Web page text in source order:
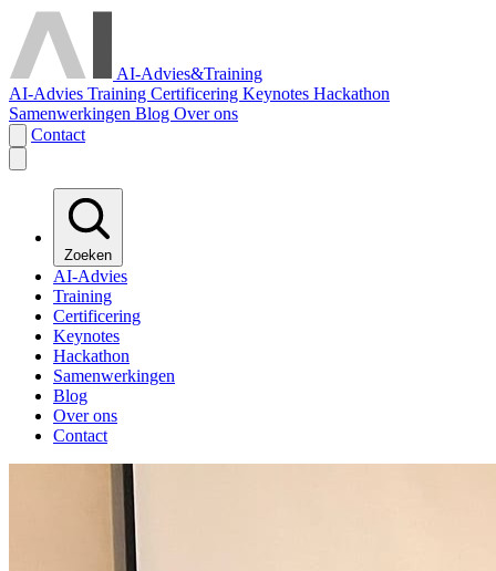
AI-Advies&Training
AI-Advies Training Certificering Keynotes Hackathon
Samenwerkingen Blog Over ons
Contact
Zoeken
AI-Advies
Training
Certificering
Keynotes
Hackathon
Samenwerkingen
Blog
Over ons
Contact